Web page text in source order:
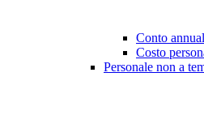
Conto
Costo
Personale non a